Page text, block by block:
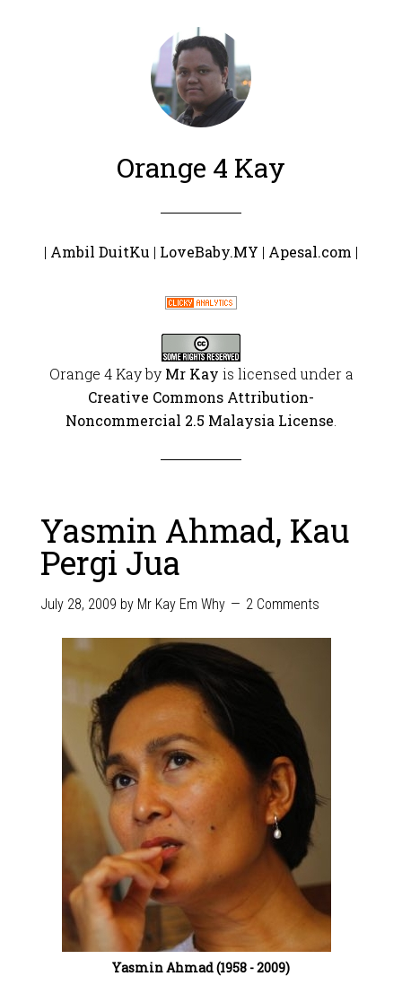
Orange 4 Kay
| Ambil DuitKu | LoveBaby.MY | Apesal.com |
Orange 4 Kayby Mr Kay is licensed under a
Creative Commons Attribution-
Noncommercial 2.5 Malaysia License
Yasmin Ahmad, Kau
Pergi Jua
July 28, 2009 by Mr Kay Em Why 2 Comments
Yasmin Ahmad (1958 - 2009)